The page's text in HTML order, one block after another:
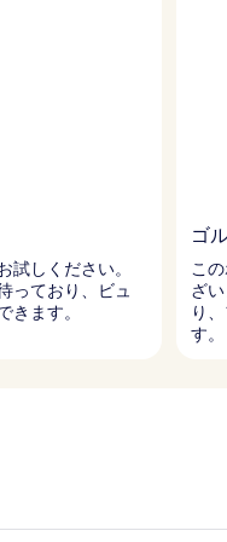
試しください。
っており、ビュ
きます。
ゴ
こ
ざ
り
す。